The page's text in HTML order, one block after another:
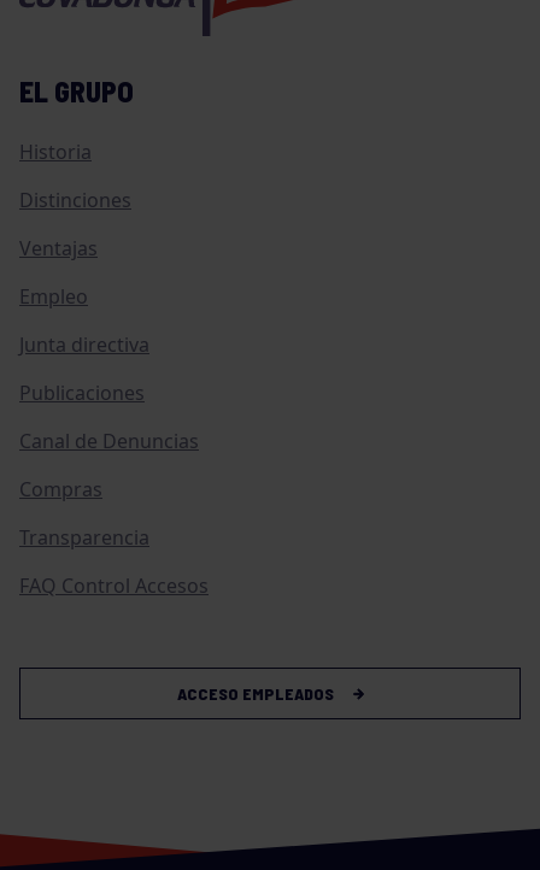
EL GRUPO
Historia
Distinciones
Ventajas
Empleo
Junta directiva
Publicaciones
Canal de Denuncias
Compras
Transparencia
FAQ Control Accesos
ACCESO EMPLEADOS